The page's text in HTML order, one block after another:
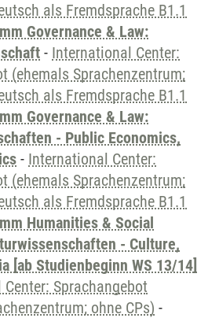
als Fremdsprache B1.1
Governance & Law:
- International Center:
(ehemals Sprachenzentrum;
als Fremdsprache B1.1
Governance & Law:
- Public Economics,
- International Center:
(ehemals Sprachenzentrum;
als Fremdsprache B1.1
Humanities & Social
- Culture,
[ab Studienbeginn WS 13/14]
Sprachangebot
ohne CPs) -